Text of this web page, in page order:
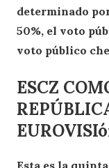
determinado
50%, el voto
voto público
ESCZ
Esta es la